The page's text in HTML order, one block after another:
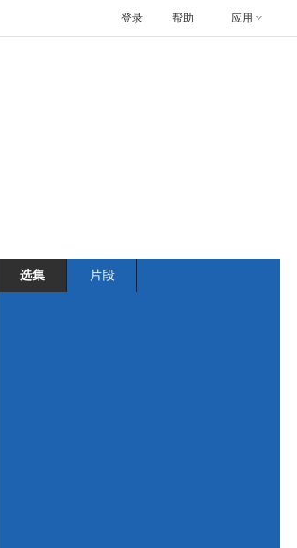
帮助 应用
登录
选集 片段